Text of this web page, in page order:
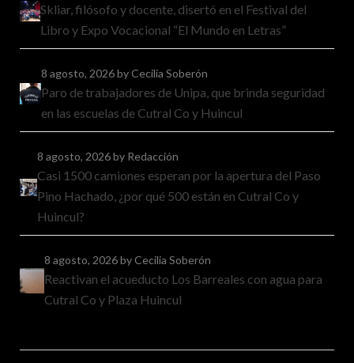
Skliar, filósofo y docente, disertó en el Festival del
Libro y Expo Vocacional “El Mundo en Letras”
8 agosto, 2026by Cecilia Soberón
Paro de trabajadores de Unipa, que brinda seguridad
en las escuelas de Cutral Co y Huincul
8 agosto, 2026by Redacción
Casi 1500 camiones esperan por la apertura del Paso
Pino Hachado, ¿por qué 500 están en Cutral Co y
Huincul?
8 agosto, 2026by Cecilia Soberón
Reactivan el acueducto Los Barreales con agua para
Cutral Co y Plaza Huincul